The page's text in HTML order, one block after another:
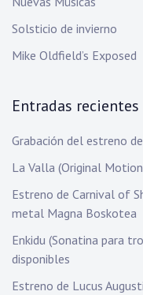
Solsticio de invierno
Mike Oldfield’s Exposed
Entradas recientes
Grabación del estreno
La Valla (Original
Estreno de Carnival of
metal Magna Boskotea
Enkidu (Sonatina para
disponibles
Estreno de Lucus